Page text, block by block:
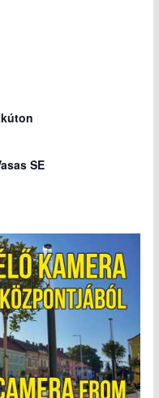
SE